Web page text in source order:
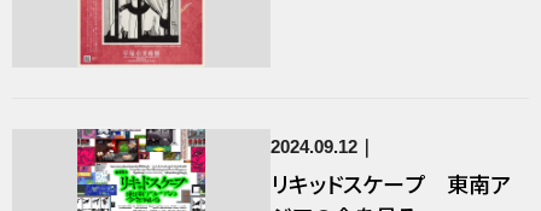
2024.09.12
リキッドスケープ 東南ア